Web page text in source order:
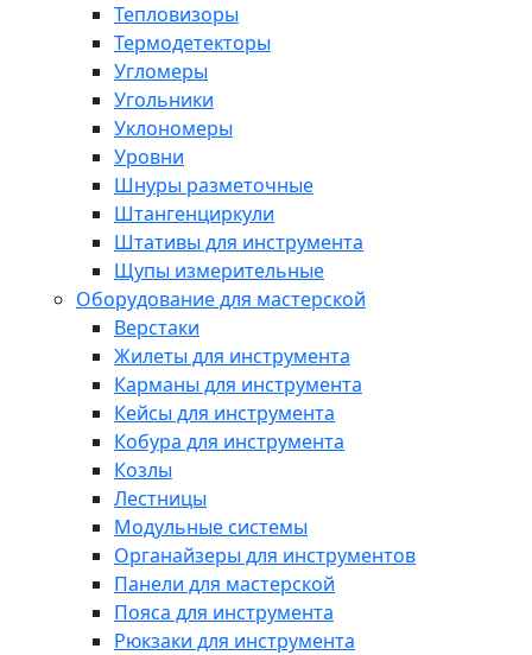
Тепловизоры
Термодетекторы
Угломеры
Угольники
Уклономеры
Уровни
Шнуры разметочные
Штангенциркули
Штативы для инструмента
Щупы измерительные
Оборудование для мастерской
Верстаки
Жилеты для инструмента
Карманы для инструмента
Кейсы для инструмента
Кобура для инструмента
Козлы
Лестницы
Модульные системы
Органайзеры для инструментов
Панели для мастерской
Пояса для инструмента
Рюкзаки для инструмента